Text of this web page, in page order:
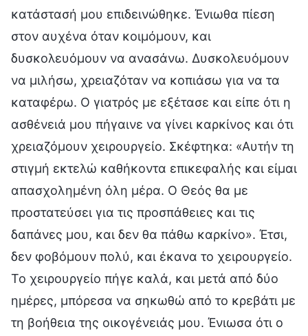
κατάστασή μου επιδεινώθηκε. Ένιωθα πίεση
στον αυχένα όταν κοιμόμουν, και
δυσκολευόμουν να ανασάνω. Δυσκολευόμουν
να μιλήσω, χρειαζόταν να κοπιάσω για να τα
καταφέρω. Ο γιατρός με εξέτασε και είπε ότι η
ασθένειά μου πήγαινε να γίνει καρκίνος και ότι
χρειαζόμουν χειρουργείο. Σκέφτηκα: «Αυτήν τη
στιγμή εκτελώ καθήκοντα επικεφαλής και είμαι
απασχολημένη όλη μέρα. Ο Θεός θα με
προστατεύσει για τις προσπάθειες και τις
δαπάνες μου, και δεν θα πάθω καρκίνο». Έτσι,
δεν φοβόμουν πολύ, και έκανα το χειρουργείο.
Το χειρουργείο πήγε καλά, και μετά από δύο
ημέρες, μπόρεσα να σηκωθώ από το κρεβάτι με
τη βοήθεια της οικογένειάς μου. Ένιωσα ότι ο